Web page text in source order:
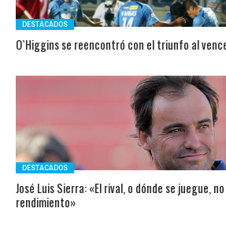
DESTACADOS
O`Higgins se reencontró con el triunfo al
DESTACADOS
José Luis Sierra: «El rival, o dónde se juegue,
rendimiento»